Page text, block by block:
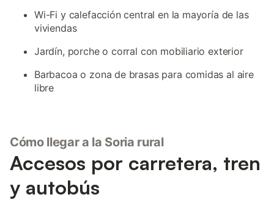
Wi-Fi y calefacción central en la mayoría de las
viviendas
Jardín, porche o corral con mobiliario exterior
Barbacoa o zona de brasas para comidas al aire
libre
Cómo llegar a la Soria rural
Accesos por carretera, tren
y autobús